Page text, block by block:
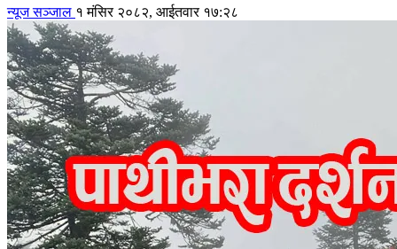
न्यूज सञ्जाल १ मंसिर २०८२, आईतवार १७:२८